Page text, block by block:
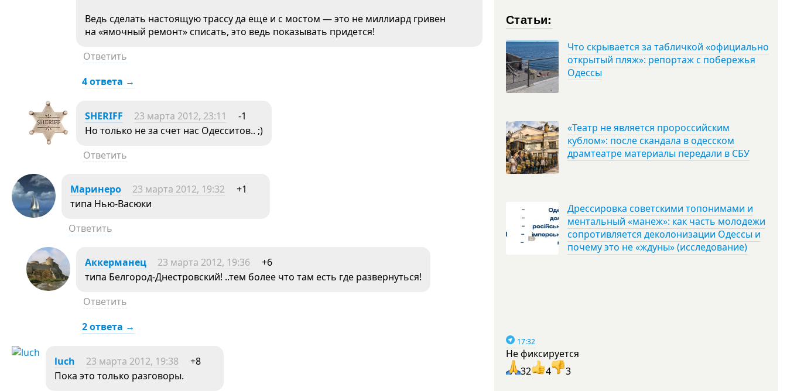
Ведь сделать настоящую трассу да еще и с мостом — это не миллиард гривен
на «ямочный ремонт» списать, это ведь показывать придется!
Ответить
4 ответа →
SHERIFF 23 марта 2012, 23:11
-1
Но только не за счет нас Одесситов.. ;)
Ответить
Маринеро 23 марта 2012, 19:32
+1
типа Нью-Васюки
Ответить
Аккерманец 23 марта 2012, 19:36
+6
типа Белгород-Днестровский! ..тем более что там есть где развернуться!
Ответить
2 ответа →
luch 23 марта 2012, 19:38
+8
Пока это только разговоры.
Статьи:
Что скрывается за табличкой «официально
открытый пляж»: репортаж с побережья
Одессы
«Театр не является пророссийским
кублом»: после скандала в одесском
драмтеатре материалы передали в СБУ
Дрессировка советскими топонимами и
ментальный «манеж»: как часть молодежи
сопротивляется деколонизации Одессы и
почему это не «ждуны» (исследование)
17:32
Не фиксируется
32
4 3